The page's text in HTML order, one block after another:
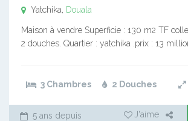
Yatchika, Douala
Maison à vendre Superficie : 130 m2 TF
2 douches. Quartier : yatchika .prix : 13
3 Chambres 2 Douches
5 ans depuis J'aime